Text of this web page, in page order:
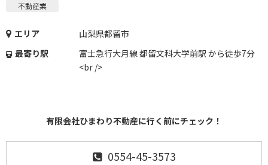
不動産業
エリア
山梨県都留市
最寄り駅
富士急行大月線 都留文科大学前駅 から徒歩7分
<br />
有限会社ひまわり不動産に行く前にチェック！
0554-45-3573